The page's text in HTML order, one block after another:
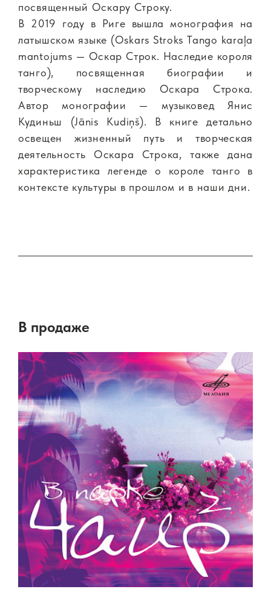
посвященный Оскару Строку.
В 2019 году в Риге вышла монография на
латышском языке (Oskars Stroks Tango karaļa
mantojums — Оскар Строк. Наследие короля
танго), посвященная биографии и
творческому наследию Оскара Строка.
Автор монографии — музыковед Янис
Кудиньш (Jānis Kudiņš). В книге детально
освещен жизненный путь и творческая
деятельность Оскара Строка, также дана
характеристика легенде о короле танго в
контексте культуры в прошлом и в наши дни.
В продаже